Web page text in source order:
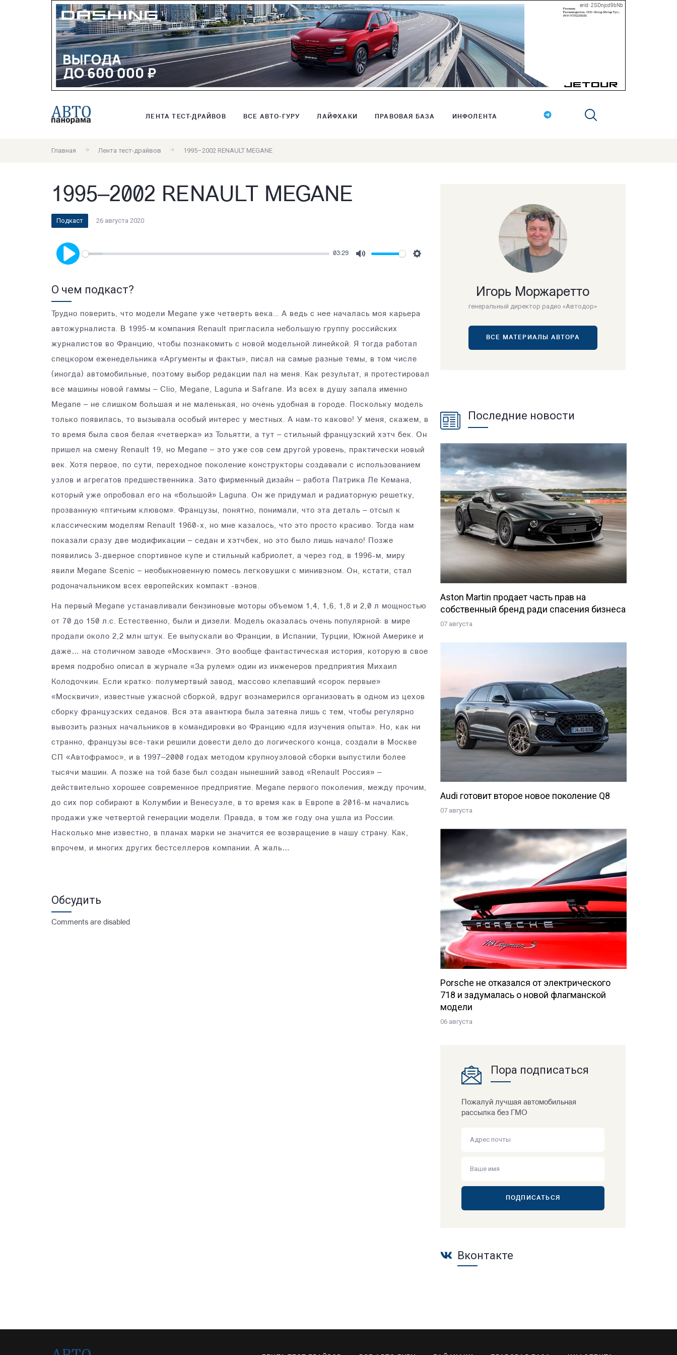
erid: 2SDnjcd9bNb
ЛЕНТА ТЕСТ-ДРАЙВОВ ВСЕ АВТО-ГУРУ ЛАЙФХАКИ ПРАВОВАЯ БАЗА ИНФОЛЕНТА
Главная Лента тест-драйвов 1995–2002 RENAULT MEGANE
1995–2002 RENAULT MEGANE
Подкаст 26 августа 2020
03:29
О чем подкаст?
Трудно поверить, что модели Megane уже четверть века... А ведь с нее началась моя карьера
автожурналиста. В 1995-м компания Renault пригласила небольшую группу российских
журналистов во Францию, чтобы познакомить с новой модельной линейкой. Я тогда работал
спецкором еженедельника «Аргументы и факты», писал на самые разные темы, в том числе
(иногда) автомобильные, поэтому выбор редакции пал на меня. Как результат, я протестировал
все машины новой гаммы – Clio, Megane, Laguna и Safrane. Из всех в душу запала именно
Megane – не слишком большая и не маленькая, но очень удобная в городе. Поскольку модель
только появилась, то вызывала особый интерес у местных. А нам-то каково! У меня, скажем, в
то время была своя белая «четверка» из Тольятти, а тут – стильный французский хэтч бек. Он
пришел на смену Renault 19, но Megane – это уже сов сем другой уровень, практически новый
век. Хотя первое, по сути, переходное поколение конструкторы создавали с использованием
узлов и агрегатов предшественника. Зато фирменный дизайн – работа Патрика Ле Кемана,
который уже опробовал его на «большой» Laguna. Он же придумал и радиаторную решетку,
прозванную «птичьим клювом». Французы, понятно, понимали, что эта деталь – отсыл к
классическим моделям Renault 1960-х, но мне казалось, что это просто красиво. Тогда нам
показали сразу две модификации – седан и хэтчбек, но это было лишь начало! Позже
появились 3-дверное спортивное купе и стильный кабриолет, а через год, в 1996-м, миру
явили Megane Scenic – необыкновенную помесь легковушки с минивэном. Он, кстати, стал
родоначальником всех европейских компакт -вэнов.
На первый Megane устанавливали бензиновые моторы объемом 1,4, 1,6, 1,8 и 2,0 л мощностью
от 70 до 150 л.с. Естественно, были и дизели. Модель оказалась очень популярной: в мире
продали около 2,2 млн штук. Ее выпускали во Франции, в Испании, Турции, Южной Америке и
даже… на столичном заводе «Москвич». Это вообще фантастическая история, которую в свое
время подробно описал в журнале «За рулем» один из инженеров предприятия Михаил
Колодочкин. Если кратко: полумертвый завод, массово клепавший «сорок первые»
«Москвичи», известные ужасной сборкой, вдруг вознамерился организовать в одном из цехов
сборку французских седанов. Вся эта авантюра была затеяна лишь с тем, чтобы регулярно
вывозить разных начальников в командировки во Францию «для изучения опыта». Но, как ни
странно, французы все-таки решили довести дело до логического конца, создали в Москве
СП «Автофрамос», и в 1997–2000 годах методом крупноузловой сборки выпустили более
тысячи машин. А позже на той базе был создан нынешний завод «Renault Россия» –
действительно хорошее современное предприятие. Megane первого поколения, между прочим,
до сих пор собирают в Колумбии и Венесуэле, в то время как в Европе в 2016-м начались
продажи уже четвертой генерации модели. Правда, в том же году она ушла из России.
Насколько мне известно, в планах марки не значится ее возвращение в нашу страну. Как,
впрочем, и многих других бестселлеров компании. А жаль…
Обсудить
Comments are disabled
Игорь Моржаретто
генеральный директор радио «Автодор»
ВСЕ МАТЕРИАЛЫ АВТОРА
Последние новости
Aston Martin продает часть прав на
собственный бренд ради спасения бизнеса
07 августа
Audi готовит второе новое поколение Q8
07 августа
Porsche не отказался от электрического
718 и задумалась о новой флагманской
модели
06 августа
Пора подписаться
Пожалуй лучшая автомобильная
рассылка без ГМО
ПОДПИСАТЬСЯ
Вконтакте